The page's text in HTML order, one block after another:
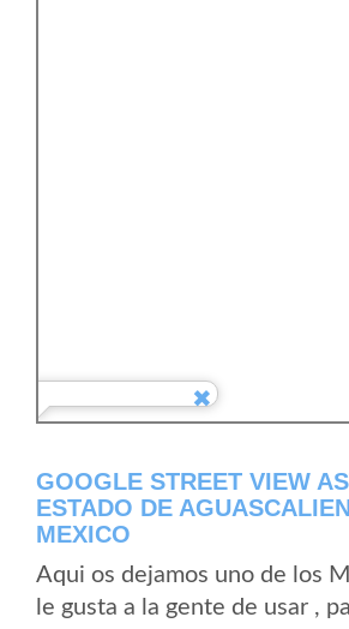
GOOGLE STREET VIEW
ESTADO DE
MEXICO
Aqui os dejamos uno de los
le gusta a la gente de usar ,